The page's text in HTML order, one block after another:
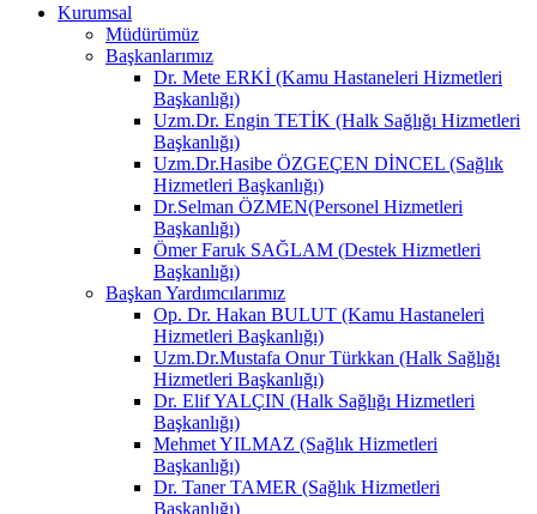
Kurumsal
Müdürümüz
Başkanlarımız
Dr. Mete ERKİ (Kamu Hastaneleri Hizmetleri
Başkanlığı)
Uzm.Dr. Engin TETİK (Halk Sağlığı Hizmetleri
Başkanlığı)
Uzm.Dr.Hasibe ÖZGEÇEN DİNCEL (Sağlık
Hizmetleri Başkanlığı)
Dr.Selman ÖZMEN(Personel Hizmetleri
Başkanlığı)
Ömer Faruk SAĞLAM (Destek Hizmetleri
Başkanlığı)
Başkan Yardımcılarımız
Op. Dr. Hakan BULUT (Kamu Hastaneleri
Hizmetleri Başkanlığı)
Uzm.Dr.Mustafa Onur Türkkan (Halk Sağlığı
Hizmetleri Başkanlığı)
Dr. Elif YALÇIN (Halk Sağlığı Hizmetleri
Başkanlığı)
Mehmet YILMAZ (Sağlık Hizmetleri
Başkanlığı)
Dr. Taner TAMER (Sağlık Hizmetleri
Başkanlığı)